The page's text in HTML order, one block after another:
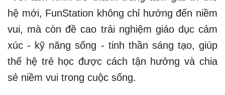
hệ mới, FunStation không chỉ hướng đến niềm
vui, mà còn đề cao trải nghiệm giáo dục cảm
xúc - kỹ năng sống - tinh thần sáng tạo, giúp
thế hệ trẻ học được cách tận hưởng và chia
sẻ niềm vui trong cuộc sống.